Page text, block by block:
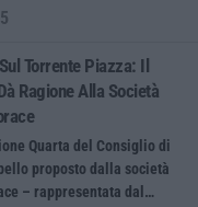
Torrente Piazza: Il
Ragione Alla Società
Quarta del Consiglio di
proposto dalla società
– rappresentata dal…